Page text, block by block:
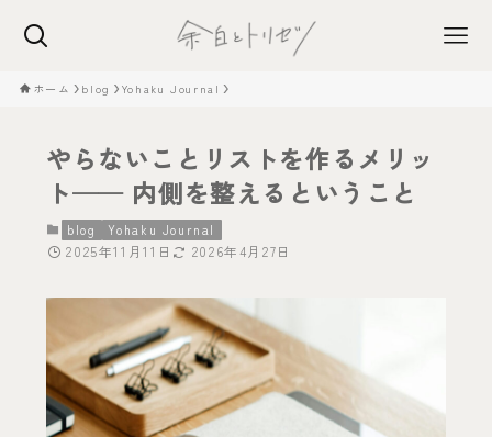
ホーム blog Yohaku Journal
やらないことリストを作るメリッ
ト── 内側を整えるということ
blog Yohaku Journal
2025年11月11日 2026年4月27日